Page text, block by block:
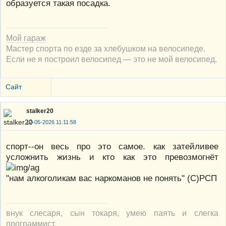
образуется такая посадка.
Мой гараж
Мастер спорта по езде за хлебушком на велосипеде.
Если не я построил велосипед — это не мой велосипед.
Сайт
stalker20
12-05-2026 11:11:58
спорт--он весь про это самое. как затейливее
усложнить жизнь и кто как это превозмогнёт
"нам алкоголикам вас наркоманов не понять" (С)РСП
внук слесаря, сын токаря, умею паять и слегка
программист.